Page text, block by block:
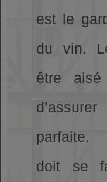
est le
du vin.
être
parfaite.
doit se